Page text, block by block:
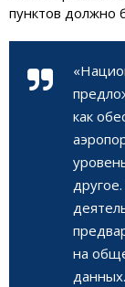
пунктов должно
как
на